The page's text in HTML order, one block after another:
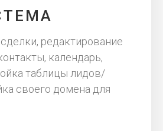
редактирование
календарь,
таблицы лидов/
своего домена для